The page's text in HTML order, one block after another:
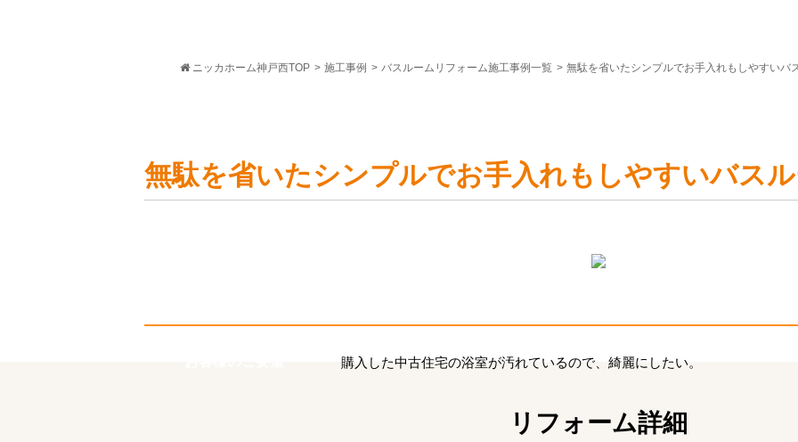
ニッカホーム神戸西TOP > 施工事例 > バスルームリフォーム施工事例一覧 > 無駄を省いたシンプルでお手入れもしやすいバ
無駄を省いたシンプルでお手入れもしやすいバス
購入した中古住宅の浴室が汚れているので、綺麗にしたい。
リフォーム詳細